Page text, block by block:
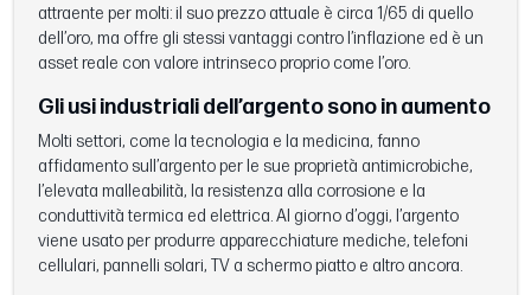
attraente per molti: il suo prezzo attuale è circa 1/65 di quello
dell’oro, ma offre gli stessi vantaggi contro l’inflazione ed è un
asset reale con valore intrinseco proprio come l’oro.
Gli usi industriali dell’argento sono in aumento
Molti settori, come la tecnologia e la medicina, fanno
affidamento sull’argento per le sue proprietà antimicrobiche,
l’elevata malleabilità, la resistenza alla corrosione e la
conduttività termica ed elettrica. Al giorno d’oggi, l’argento
viene usato per produrre apparecchiature mediche, telefoni
cellulari, pannelli solari, TV a schermo piatto e altro ancora.